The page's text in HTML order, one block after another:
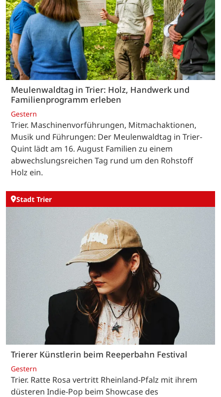
Meulenwaldtag in Trier: Holz, Handwerk und
Familienprogramm erleben
Gestern
Trier. Maschinenvorführungen, Mitmachaktionen,
Musik und Führungen: Der Meulenwaldtag in Trier-
Quint lädt am 16. August Familien zu einem
abwechslungsreichen Tag rund um den Rohstoff
Holz ein.
Stadt Trier
Trierer Künstlerin beim Reeperbahn Festival
Gestern
Trier. Ratte Rosa vertritt Rheinland-Pfalz mit ihrem
düsteren Indie-Pop beim Showcase des